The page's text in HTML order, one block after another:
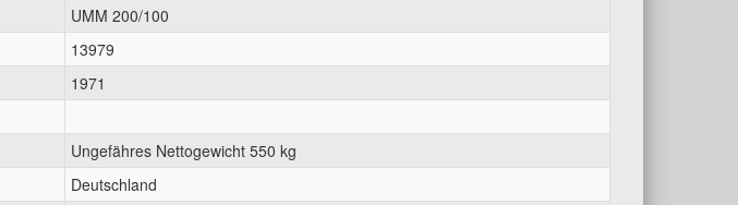
UMM 200/100
13979
1971
Ungefähres Nettogewicht 550 kg
Deutschland